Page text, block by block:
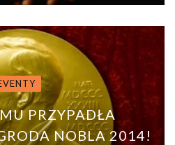
PRZYPADŁA
NOBLA 2014!